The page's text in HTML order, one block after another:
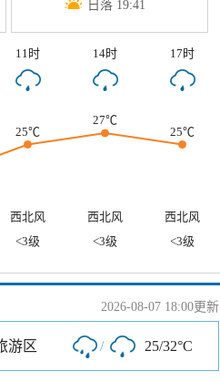
日落 19:41
11时 14时 17时
25℃
27℃
25℃
西北风 西北风
西北风
<3级 <3级 <3级
2026-08-07 18:00更新
游区 / 25/32°C